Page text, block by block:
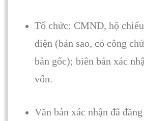
Tổ chức: CMND, hộ
diện (bản sao, có công
bản gốc); biên bản xác
vốn.
Văn bản xác nhận đã